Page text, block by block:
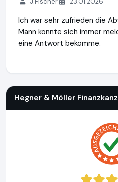
J.Fischer 23.01.2026
Ich war sehr zufrieden die
Mann konnte sich immer
eine Antwort bekomme.
Hegner & Möller